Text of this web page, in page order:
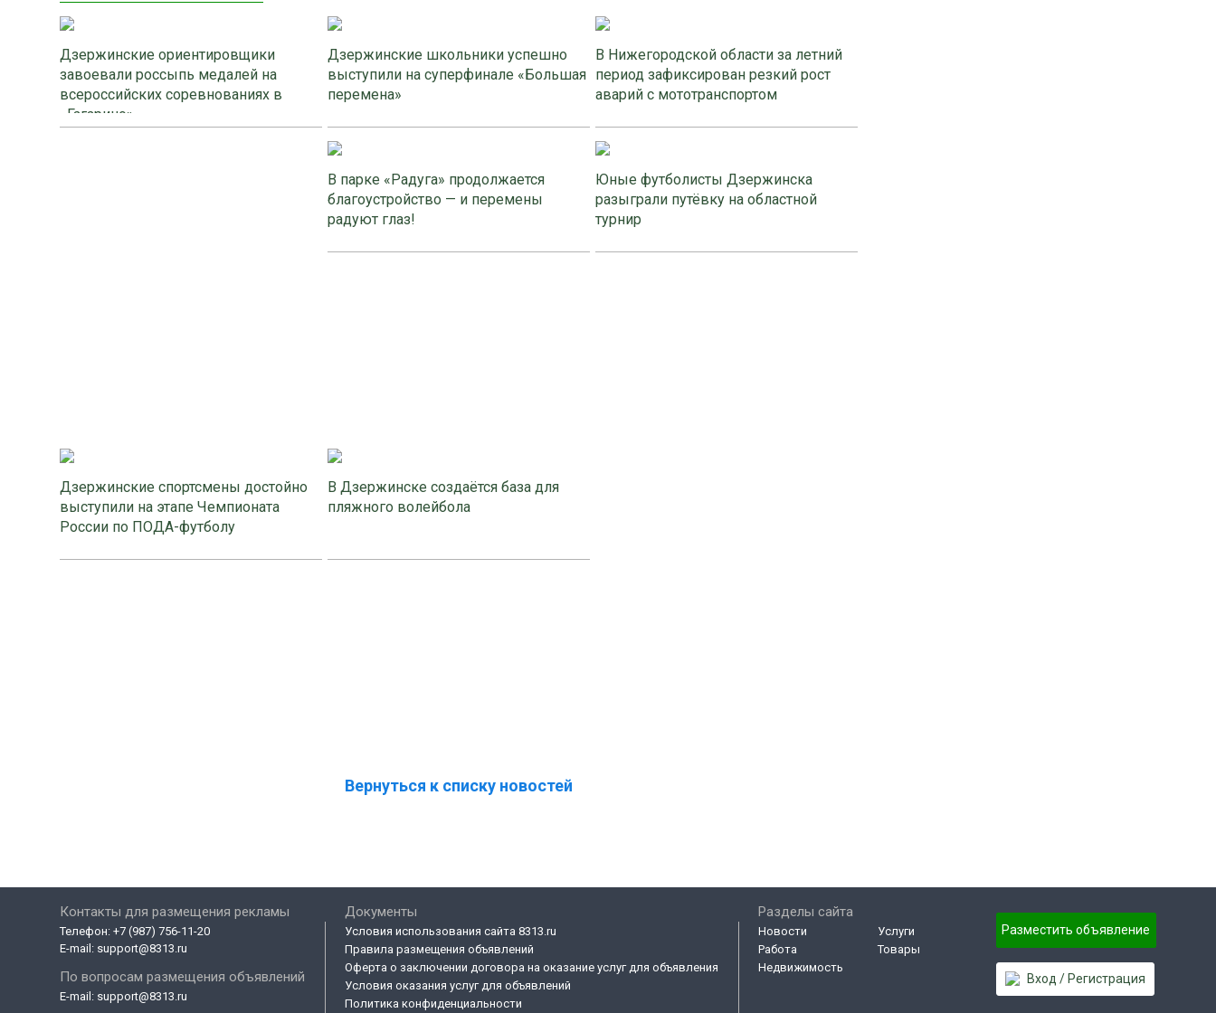
Дзержинские ориентировщики
завоевали россыпь медалей на
всероссийских соревнованиях в
«Гагарино»
Дзержинские школьники успешно
выступили на суперфинале «Большая
перемена»
В Нижегородской области за летний
период зафиксирован резкий рост
аварий с мототранспортом
В парке «Радуга» продолжается
благоустройство — и перемены
радуют глаз!
Юные футболисты Дзержинска
разыграли путёвку на областной
турнир
Дзержинские спортсмены достойно
выступили на этапе Чемпионата
России по ПОДА-футболу
В Дзержинске создаётся база для
пляжного волейбола
Вернуться к списку новостей
Контакты для размещения рекламы
Телефон: +7 (987) 756-11-20
E-mail: support@8313.ru
По вопросам размещения объявлений
E-mail: support@8313.ru
Документы
Условия использования сайта 8313.ru
Правила размещения объявлений
Оферта о заключении договора на оказание услуг для объявления
Условия оказания услуг для объявлений
Политика конфиденциальности
Разделы сайта
Новости
Работа
Недвижимость
Услуги
Товары
Разместить объявление
Вход / Регистрация